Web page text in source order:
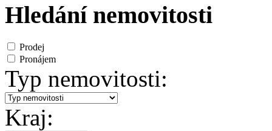
Hledání nemovitosti
Prodej
Pronájem
Typ nemovitosti:
Kraj: